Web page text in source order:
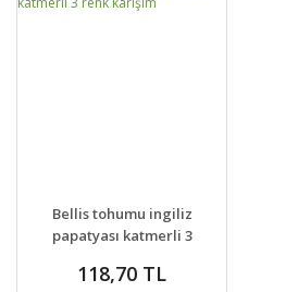
Bellis tohumu ingiliz
papatyası katmerli 3
118,70 TL